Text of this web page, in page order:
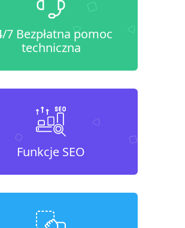
7 Bezpłatna pomoc
techniczna
Funkcje SEO